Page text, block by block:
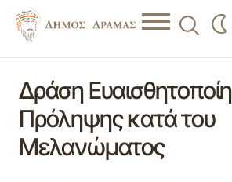
Μελανώματος
Δράση
Πρόληψης κατά του
Μελανώματος